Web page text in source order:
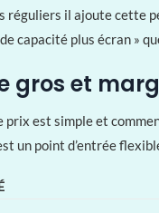
réguliers il ajoute cette
capacité plus écran »
gros et
prix est simple et
un point d’entrée